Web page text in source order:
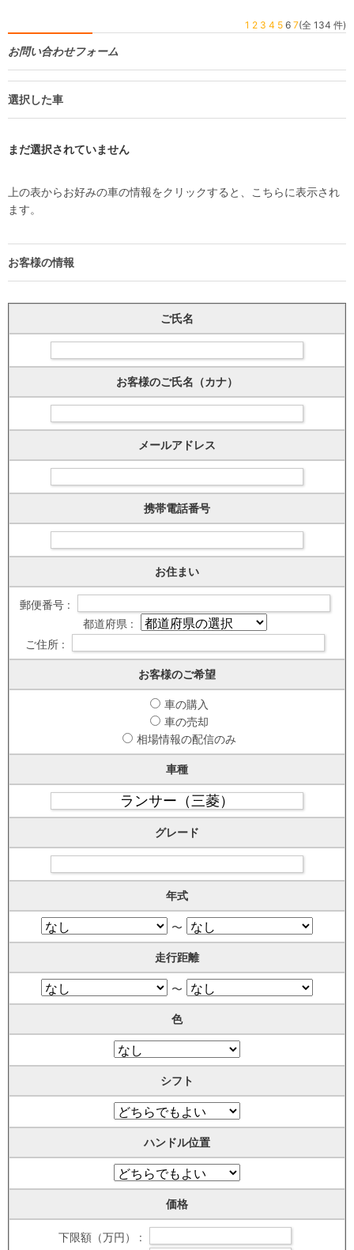
1 2 3 4 5 6 7(全 134 件)
お問い合わせフォーム
選択した車
まだ選択されていません
上の表からお好みの車の情報をクリックすると、こちらに表示され
ます。
お客様の情報
ご氏名
お客様のご氏名（カナ）
メールアドレス
携帯電話番号
お住まい
郵便番号 :
都道府県 :
ご住所 :
お客様のご希望
車の購入
車の売却
相場情報の配信のみ
車種
グレード
年式
〜
走行距離
〜
色
シフト
ハンドル位置
価格
下限額（万円） :